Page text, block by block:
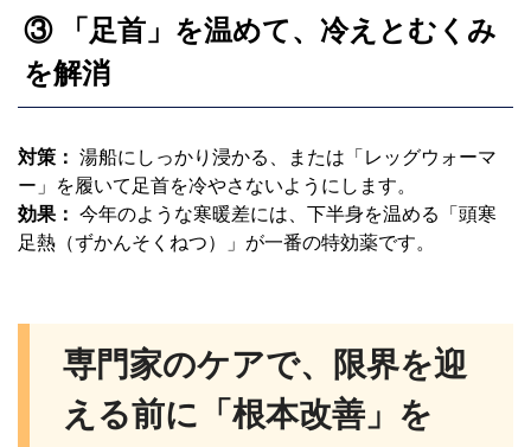
③ 「足首」を温めて、冷えとむくみ
を解消
対策： 湯船にしっかり浸かる、または「レッグウォーマ
ー」を履いて足首を冷やさないようにします。
効果： 今年のような寒暖差には、下半身を温める「頭寒
足熱（ずかんそくねつ）」が一番の特効薬です。
専門家のケアで、限界を迎
える前に「根本改善」を